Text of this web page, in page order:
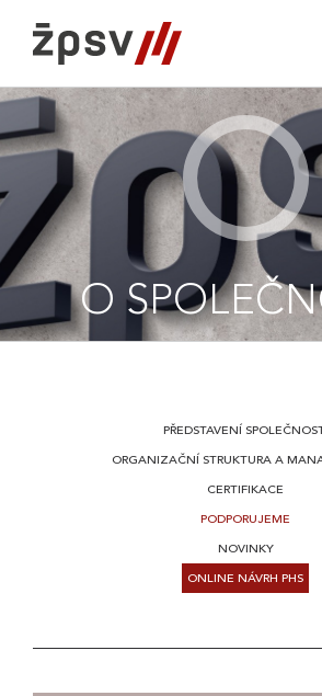
content
O
PŘEDSTAVENÍ
ORGANIZAČNÍ STRUKTURA A
CERTIFIKACE
PODPORUJEME
NOVINKY
ONLINE NÁVRH PHS